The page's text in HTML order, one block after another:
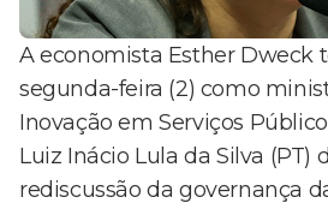
A economista Esther Dweck
segunda-feira (2) como
Inovação em Serviços
Luiz Inácio Lula da Silva (PT)
rediscussão da governança